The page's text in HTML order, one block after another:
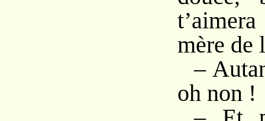
mère de
–
oh non !